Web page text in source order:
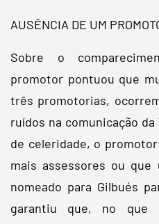
AUSÊNCIA DE UM
Sobre o
promotor pontuou que
três promotorias,
ruídos na comunicação
de celeridade, o
mais assessores ou
nomeado para Gilbués
garantiu que, no que